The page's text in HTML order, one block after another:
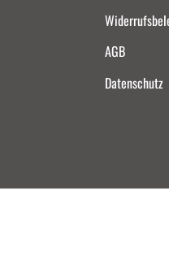
AGB
Datenschutz